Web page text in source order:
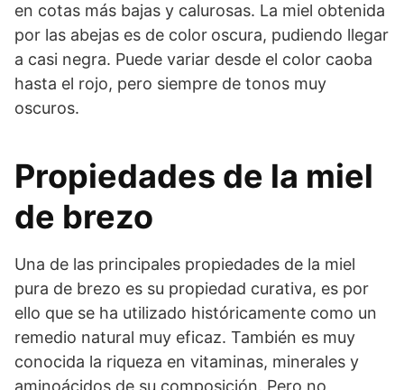
en cotas más bajas y calurosas. La miel obtenida
por las abejas es de color oscura, pudiendo llegar
a casi negra. Puede variar desde el color caoba
hasta el rojo, pero siempre de tonos muy
oscuros.
Propiedades de la miel
de brezo
Una de las principales propiedades de la miel
pura de brezo es su propiedad curativa, es por
ello que se ha utilizado históricamente como un
remedio natural muy eficaz. También es muy
conocida la riqueza en vitaminas, minerales y
aminoácidos de su composición. Pero no